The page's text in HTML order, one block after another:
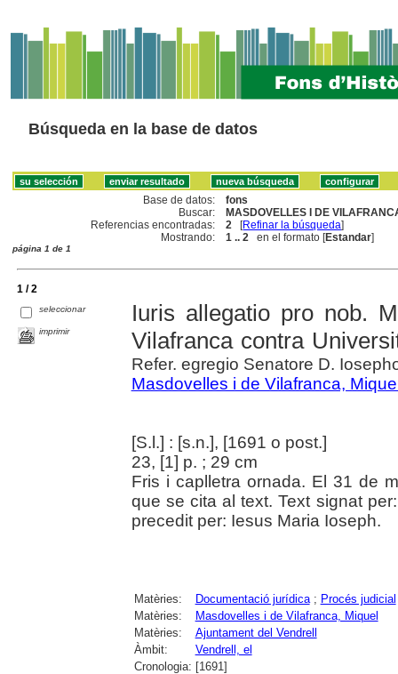
Búsqueda en la base de datos
Base de datos:
fons
Buscar:
MASDOVELLES I DE
Referencias encontradas:
2 [Refinar la búsqueda]
Mostrando:
1 .. 2 en el formato [Estandar]
página 1 de 1
1 / 2
seleccionar
imprimir
Iuris allegatio pro nob.
Vilafranca contra
Refer. egregio Senatore D.
Masdovelles i de Vilafranca,
[S.l.] : [s.n.], [1691 o post.]
23, [1] p. ; 29 cm
Fris i caplletra ornada. El 31 de
que se cita al text. Text signat
precedit per: Iesus Maria Ioseph.
Matèries: Documentació jurídica; Procés judicial
Matèries:
Masdovelles i de Vilafranca, Miquel
Matèries:
Ajuntament del Vendrell
Àmbit:
Vendrell, el
Cronologia: [1691]